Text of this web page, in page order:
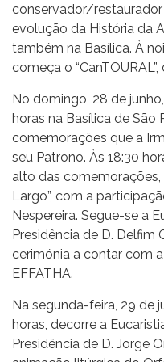
conservador/restaurador
evolução da História da
também na Basílica. À
começa o
No domingo, 28 de
horas na Basílica de São
comemorações que a
seu Patrono. Às 18:30
alto das
Largo”, com a
Nespereira. Segue-se a
Presidência de D. Delfim
cerimónia a contar com
EFFATHA.
Na segunda-feira, 29 de
horas, decorre a
Presidência de D. Jorge